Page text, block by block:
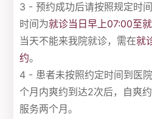
3 - 预约成功后请按照规定时
时间为就诊当日早上07:00至
当天不能来我院就诊，需在就
约。
4 - 患者未按照约定时间到医
个月内爽约到达2次后，自爽
服务两个月。